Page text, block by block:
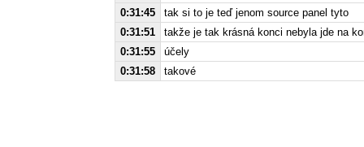
0:31:45
tak si to je teď jenom source panel tyto
0:31:51
takže je tak krásná konci nebyla jde na
0:31:55
účely
0:31:58
takové